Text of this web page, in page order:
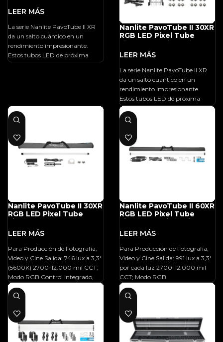
La serie Nanlite PavoTube II XR
da un salto cuántico en un
rendimiento impresionante.
Estos tubos LED de próxima
generación ofrecen un control de
explorar las increíbles e infinitas
posibilidades que ofrece la luz,
ilimitadas.
Nanlite PavoTube II 30XR
RGB LED Pixel Tube
La serie Nanlite PavoTube II XR
da un salto cuántico en un
rendimiento impresionante.
Estos tubos LED de próxima
generación ofrecen un control de
píxeles que despertará la
todo el mundo. Estas nuevas
ideas ayudarán a los creativos a
explorar las increíbles e infinitas
posibilidades que ofrece la luz,
Nanlite PavoTube II 30XR
RGB LED Pixel Tube
Light (4′)
Para Producción de Fotografía,
Video y Cine Salida: 746 lux a 3,3′
(5600K) 2700-12.000 mil CCT;
Modo RGB Control integrado,
Nanlite PavoTube II 60XR
RGB LED Pixel Tube
Light (8′, 2-Light Kit)
Para Producción de Fotografía,
Video y Cine Salida: 991 lux a 3,3′
por cada luz 2700-12.000 mil
CCT; Modo RGB